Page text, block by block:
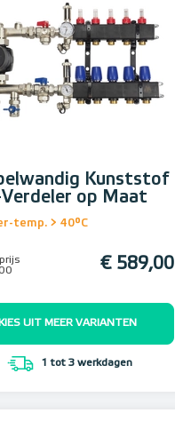
Kunststof
Verdeler op Maat
temp. > 40°C
€ 589,00
KIES UIT MEER VARIANTEN
1 tot 3 werkdagen